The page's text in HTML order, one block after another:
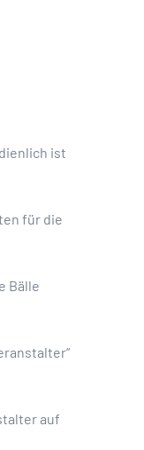
ist
für die
Bälle
auf